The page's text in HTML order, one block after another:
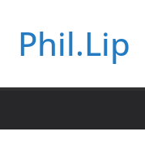
Phil.Lip